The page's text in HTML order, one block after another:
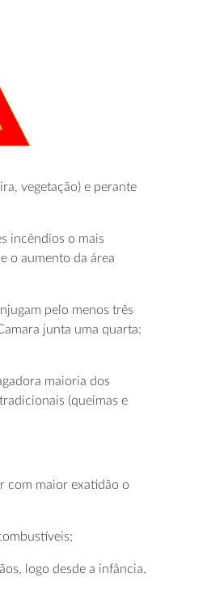
vegetação) e perante
incêndios o mais
o aumento da área
pelo menos três
junta uma quarta:
maioria dos
(queimas e
com maior exatidão o
logo desde a infância.